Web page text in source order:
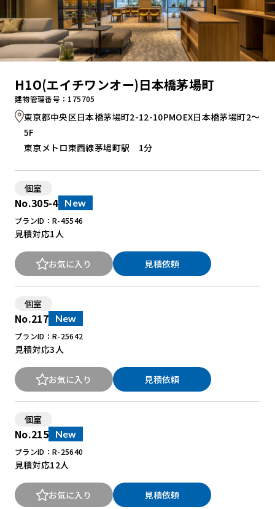
オフィススタイルから探す
受付時間 平日9:00～18:00
よくある質問
H1O(エイチワンオー)日本橋茅場町
建物管理番号：175705
東京都中央区日本橋茅場町2-12-10PMOEX日本橋茅場町2～
5F
東京メトロ東西線茅場町駅 1分
個室
No.305-4 New
プランID：R-45546
見積対応1人
お気に入り 見積依頼
個室
No.217 New
プランID：R-25642
見積対応3人
お気に入り 見積依頼
個室
No.215 New
プランID：R-25640
見積対応12人
お気に入り 見積依頼